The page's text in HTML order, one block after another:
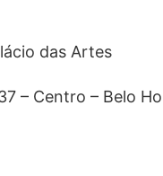
das Artes
– Centro – Belo